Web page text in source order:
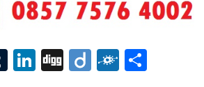
T
Li
Di Di F